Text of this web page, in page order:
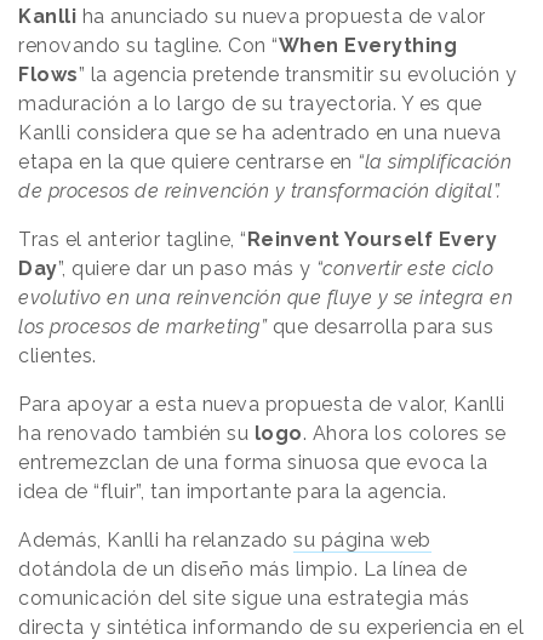
Kanlli ha anunciado su nueva propuesta de valor
renovando su tagline. Con “When Everything
Flows” la agencia pretende transmitir su evolución y
maduración a lo largo de su trayectoria. Y es que
Kanlli considera que se ha adentrado en una nueva
etapa en la que quiere centrarse en “la simplificación
de procesos de reinvención y transformación digital”.
Tras el anterior tagline, “Reinvent Yourself Every
Day”, quiere dar un paso más y “convertir este ciclo
evolutivo en una reinvención que fluye y se integra en
los procesos de marketing”que desarrolla para sus
clientes.
Para apoyar a esta nueva propuesta de valor, Kanlli
ha renovado también su logo. Ahora los colores se
entremezclan de una forma sinuosa que evoca la
idea de “fluir”, tan importante para la agencia.
Además, Kanlli ha relanzado su página web
dotándola de un diseño más limpio. La línea de
comunicación del site sigue una estrategia más
directa y sintética informando de su experiencia en el